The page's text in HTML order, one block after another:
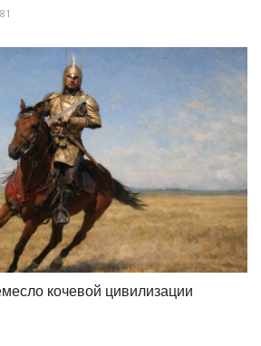
кочевой цивилизации